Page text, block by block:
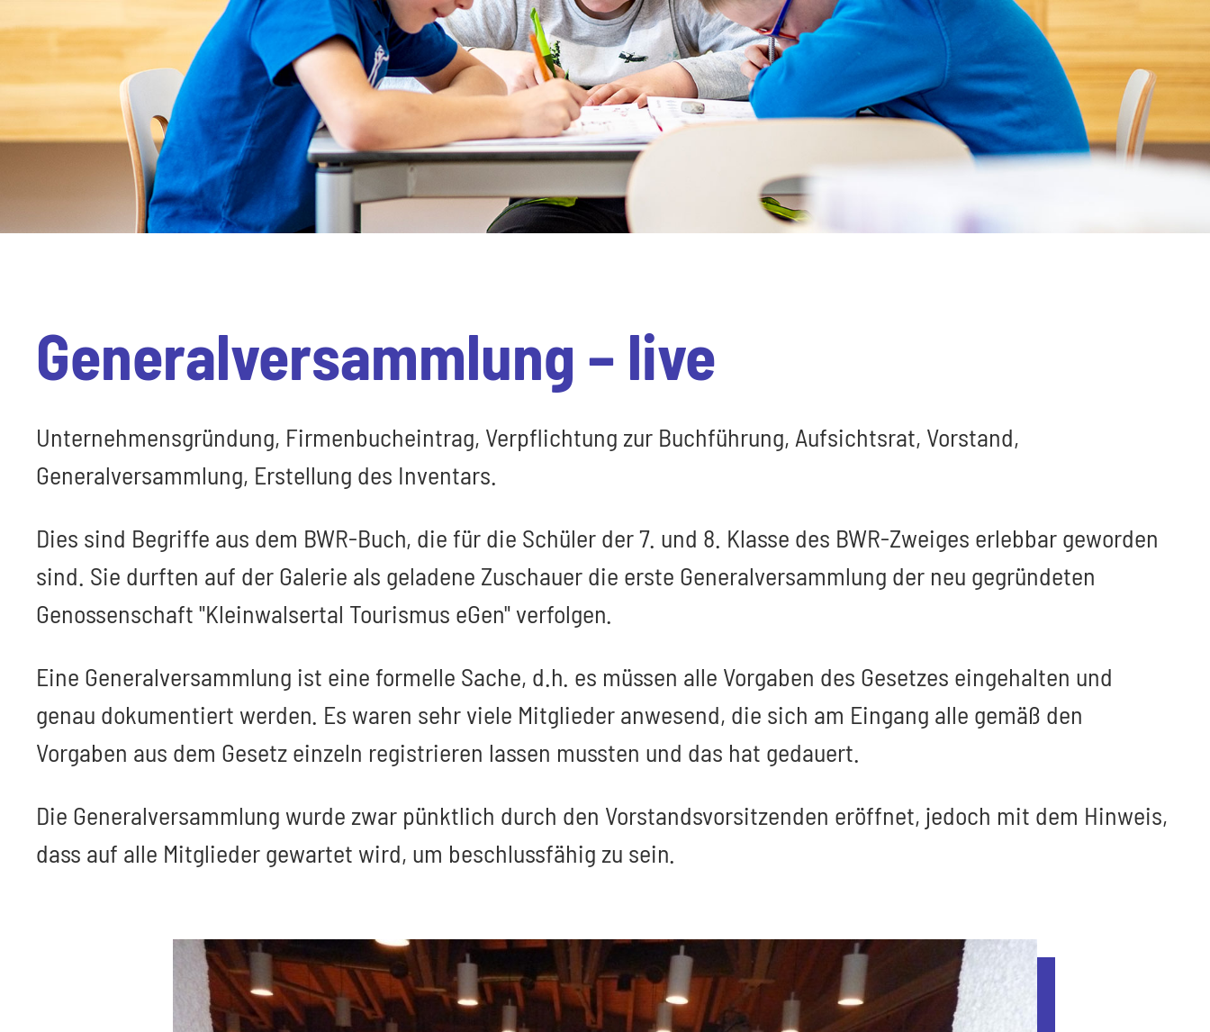
Generalversammlung – live
Unternehmensgründung, Firmenbucheintrag, Verpflichtung zur Buchführung, Aufsichtsrat, Vorstand,
Generalversammlung, Erstellung des Inventars.
Dies sind Begriffe aus dem BWR-Buch, die für die Schüler der 7. und 8. Klasse des BWR-Zweiges erlebbar geworden
sind. Sie durften auf der Galerie als geladene Zuschauer die erste Generalversammlung der neu gegründeten
Genossenschaft "Kleinwalsertal Tourismus eGen" verfolgen.
Eine Generalversammlung ist eine formelle Sache, d.h. es müssen alle Vorgaben des Gesetzes eingehalten und
genau dokumentiert werden. Es waren sehr viele Mitglieder anwesend, die sich am Eingang alle gemäß den
Vorgaben aus dem Gesetz einzeln registrieren lassen mussten und das hat gedauert.
Die Generalversammlung wurde zwar pünktlich durch den Vorstandsvorsitzenden eröffnet, jedoch mit dem Hinweis,
dass auf alle Mitglieder gewartet wird, um beschlussfähig zu sein.